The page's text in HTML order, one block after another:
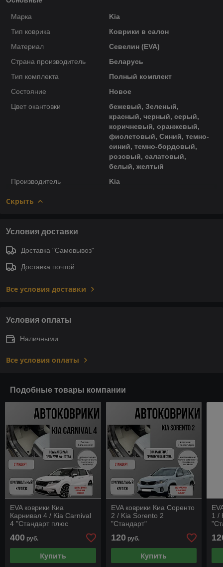
Марка
Kia
Тип коврика
Коврики в салон
Материал
Севелин (EVA)
Страна производитель
Беларусь
Тип комплекта
Полный комплект
Состояние
Новое
Цвет окантовки
бежевый, Зеленый,
красный, черный, серый,
коричневый, оранжевый,
фиолетовый, Синий, темно-
синий, темно-бордовый,
розовый, салатовый,
белый, желтый
Производитель
Kia
Скрыть
Условия доставки
Доставка "Самовывоз"
Доставка почтой
Все условия доставки
Условия оплаты
Наличными
Все условия оплаты
Подобные товары компании
EVA коврики Киа
Карнивал 4 / Kia Carnival
4 "Стандарт плюс
400 руб.
Купить
EVA коврики Киа Соренто
2 / Kia Sorento 2
"Стандарт"
120руб.
Купить
1 /